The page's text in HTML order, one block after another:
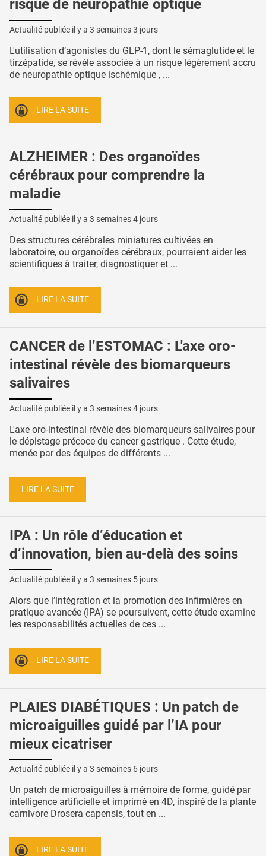
risque de neuropathie optique
Actualité publiée il y a 3 semaines 3 jours
L'utilisation d’agonistes du GLP-1, dont le sémaglutide et le
tirzépatide, se révèle associée à un risque légèrement accru
de neuropathie optique ischémique , ...
LIRE LA SUITE
ALZHEIMER : Des organoïdes
cérébraux pour comprendre la
maladie
Actualité publiée il y a 3 semaines 4 jours
Des structures cérébrales miniatures cultivées en
laboratoire, ou organoïdes cérébraux, pourraient aider les
scientifiques à traiter, diagnostiquer et ...
LIRE LA SUITE
CANCER de l’ESTOMAC : L'axe oro-
intestinal révèle des biomarqueurs
salivaires
Actualité publiée il y a 3 semaines 4 jours
L'axe oro-intestinal révèle des biomarqueurs salivaires pour
le dépistage précoce du cancer gastrique . Cette étude,
menée par des équipes de différents ...
LIRE LA SUITE
IPA : Un rôle d’éducation et
d’innovation, bien au-delà des soins
Actualité publiée il y a 3 semaines 5 jours
Alors que l’intégration et la promotion des infirmières en
pratique avancée (IPA) se poursuivent, cette étude examine
les responsabilités actuelles de ces ...
LIRE LA SUITE
PLAIES DIABÉTIQUES : Un patch de
microaiguilles guidé par l’IA pour
mieux cicatriser
Actualité publiée il y a 3 semaines 6 jours
Un patch de microaiguilles à mémoire de forme, guidé par
intelligence artificielle et imprimé en 4D, inspiré de la plante
carnivore Drosera capensis, tout en ...
LIRE LA SUITE